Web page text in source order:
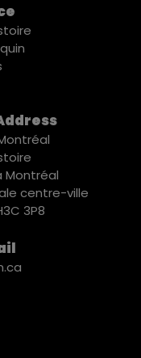
Montréal
centre-ville
3P8